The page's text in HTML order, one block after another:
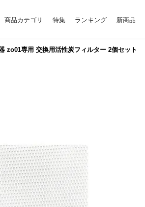
商品カテゴリ 特集 ランキング 新商品
zo01専用 交換用活性炭フィルター 2個セット